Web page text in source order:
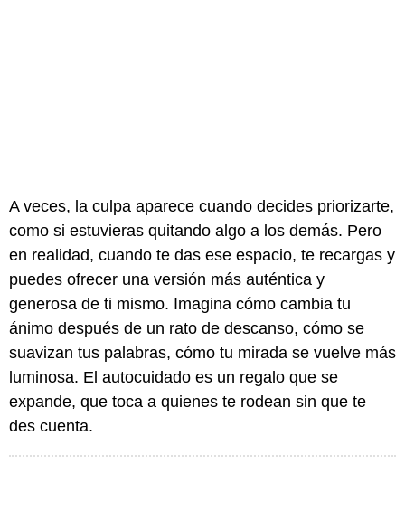
A veces, la culpa aparece cuando decides priorizarte,
como si estuvieras quitando algo a los demás. Pero
en realidad, cuando te das ese espacio, te recargas y
puedes ofrecer una versión más auténtica y
generosa de ti mismo. Imagina cómo cambia tu
ánimo después de un rato de descanso, cómo se
suavizan tus palabras, cómo tu mirada se vuelve más
luminosa. El autocuidado es un regalo que se
expande, que toca a quienes te rodean sin que te
des cuenta.